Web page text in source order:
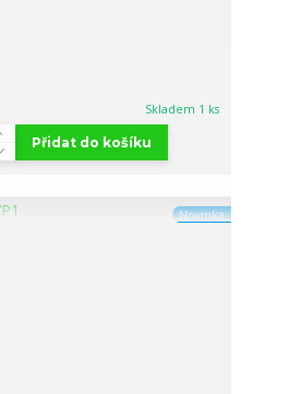
Skladem 1 ks
Přidat do košíku
Novinka